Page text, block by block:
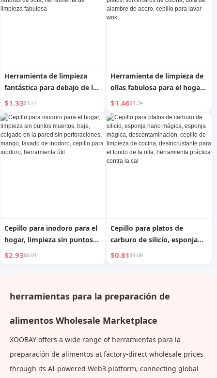
espalda, herramienta útil
Herramienta de limpieza
fantástica para debajo de la
cama, de celebridad de
Internet, para el hogar,
plumero retráctil,
eliminación de polvo en
ranuras de sofá, herramienta
de limpieza fabulosa
$1.33$1.77
Herramienta de limpieza de
ollas fabulosa para el hogar,
cepillo para wok que no
daña la olla, cepillo de
mango largo, bola de
limpieza para lavar platos,
suministros de cocina, bola
de alambre de acero, cepillo
$1.46$1.94
Cepillo para inodoro para el
hogar, limpieza sin puntos
muertos, traje, colgado en la
herramienta útil
$2.93$3.91
Cepillo para platos de
carburo de silicio, esponja
nano mágica, esponja
de la olla, herramienta
$0.81$1.08
herramientas para la preparación de
alimentos Wholesale Marketplace
XOOBAY offers a wide range of herramientas para la
preparación de alimentos at factory-direct wholesale prices
through its AI-powered Web3 platform, connecting global